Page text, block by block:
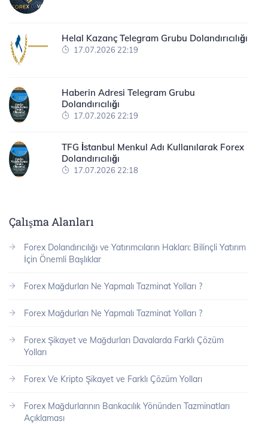
Helal Kazanç Telegram Grubu Dolandırıcılığı
17.07.2026 22:19
Haberin Adresi Telegram Grubu
Dolandırıcılığı
17.07.2026 22:19
TFG İstanbul Menkul Adı Kullanılarak Forex
Dolandırıcılığı
17.07.2026 22:18
Çalışma Alanları
Forex Dolandırıcılığı ve Yatırımcıların Hakları: Bilinçli Yatırım
İçin Önemli Başlıklar
Forex Mağdurları Ne Yapmalı Tazminat Yolları ?
Forex Mağdurları Ne Yapmalı Tazminat Yolları ?
Forex Şikayet ve Mağdurları Davalarda Farklı Çözüm
Yolları
Forex Ve Kripto Şikayet ve Farklı Çözüm Yolları
Forex Mağdurlarının Bankacılık Yönünden Tazminatları
Açıklaması